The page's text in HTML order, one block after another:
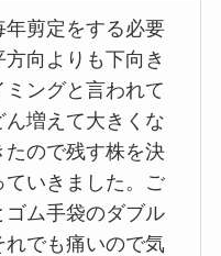
年剪定をする必要
向よりも下向き
ングと言われて
ん増えて大きくな
たので残す株を決
いきました。ご
ゴム手袋のダブル
でも痛いので気